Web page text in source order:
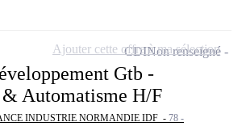
Gtb -
Automatisme H/F
INDUSTRIE NORMANDIE IDF - 78 -
CDINon renseigné
Ajouter cette offre à ma sélection